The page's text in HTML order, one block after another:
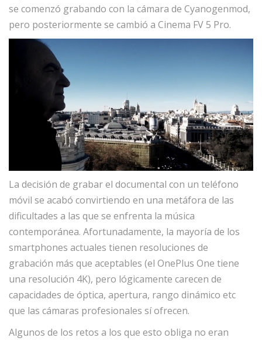
se comenzó grabando con la cámara de Cyanogenmod,
pero posteriormente se cambió a Cinema FV 5 Pro.
La decisión de grabar el documental con un teléfono
móvil se acabó convirtiendo en una metáfora de las
dificultades a las que se enfrenta la música
contemporánea. Afortunadamente, la mayoría de los
smartphones actuales tienen resoluciones de
grabación más que aceptables (el OnePlus One tiene
una resolución 4K), pero lógicamente carecen de
capacidades de óptica, apertura, rango dinámico etc
que las cámaras profesionales sí ofrecen.
Algunos de los retos a los que esto obliga no eran